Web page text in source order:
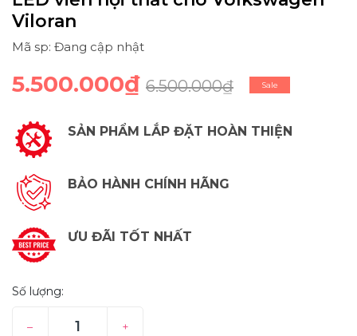
Viloran
Mã sp: Đang cập nhật
5.500.000₫ 6.500.000₫ Sale
SẢN PHẨM LẮP ĐẶT HOÀN THIỆN
BẢO HÀNH CHÍNH HÃNG
ƯU ĐÃI TỐT NHẤT
Số lượng:
– +